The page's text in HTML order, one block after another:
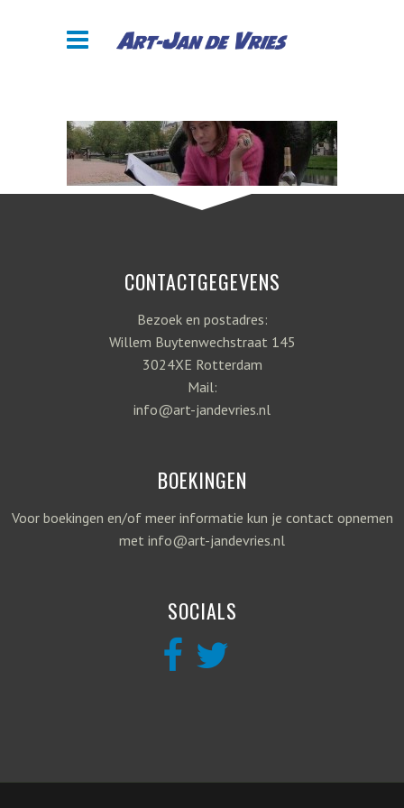
CONTACTGEGEVENS
Bezoek en postadres:
Willem Buytenwechstraat 145
3024XE Rotterdam
Mail:
info@art-jandevries.nl
BOEKINGEN
Voor boekingen en/of meer informatie kun je contact opnemen
met info@art-jandevries.nl
SOCIALS